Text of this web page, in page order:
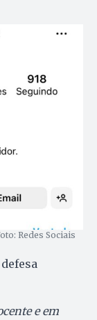
Redes Sociais
defesa
e em